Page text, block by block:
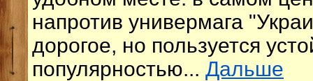
напротив универмага
дорогое, но пользуется
популярностью... Дальше